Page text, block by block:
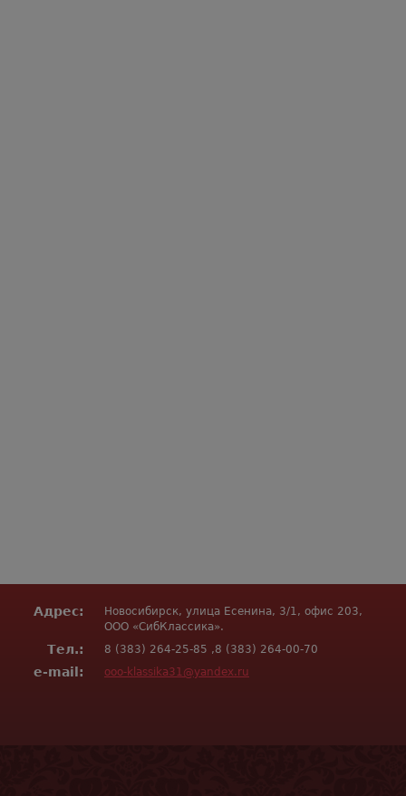
Адрес:
Новосибирск, улица Есенина, 3/1, офис 203,
ООО «СибКлассика».
Тел.: 8 (383) 264-25-85 ,8 (383) 264-00-70
e-mail: ooo-klassika31@yandex.ru